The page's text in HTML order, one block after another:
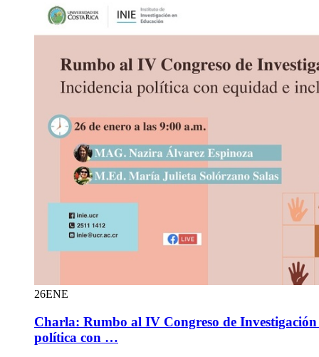
26ENE
Charla: Rumbo al IV Congreso de
política con …